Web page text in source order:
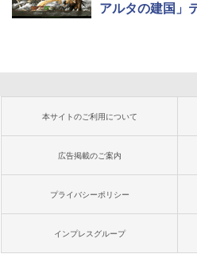
アルタの建国」
本サイトのご利用について
広告掲載のご案内
プライバシーポリシー
インプレスグループ